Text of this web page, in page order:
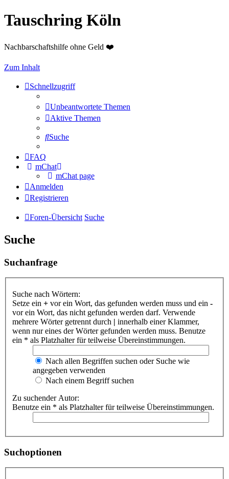
Tauschring Köln
Nachbarschaftshilfe ohne Geld ❤️
Zum Inhalt
Schnellzugriff
Unbeantwortete Themen
Aktive Themen
Suche
FAQ
mChat
mChat page
Anmelden
Registrieren
Foren-Übersicht Suche
Suche
Suchanfrage
Suche nach Wörtern:
Setze ein + vor ein Wort, das gefunden werden muss und ein -
vor ein Wort, das nicht gefunden werden darf. Verwende
mehrere Wörter getrennt durch | innerhalb einer Klammer,
wenn nur eines der Wörter gefunden werden muss. Benutze
ein * als Platzhalter für teilweise Übereinstimmungen.
Nach allen Begriffen suchen oder Suche wie
angegeben verwenden
Nach einem Begriff suchen
Zu suchender Autor:
Benutze ein * als Platzhalter für teilweise Übereinstimmungen.
Suchoptionen